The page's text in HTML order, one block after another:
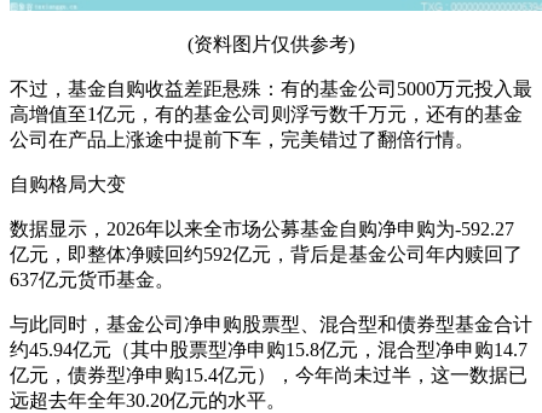
(资料图片仅供参考)
不过，基金自购收益差距悬殊：有的基金公司5000万元投入最
高增值至1亿元，有的基金公司则浮亏数千万元，还有的基金
公司在产品上涨途中提前下车，完美错过了翻倍行情。
自购格局大变
数据显示，2026年以来全市场公募基金自购净申购为-592.27
亿元，即整体净赎回约592亿元，背后是基金公司年内赎回了
637亿元货币基金。
与此同时，基金公司净申购股票型、混合型和债券型基金合计
约45.94亿元（其中股票型净申购15.8亿元，混合型净申购14.7
亿元，债券型净申购15.4亿元），今年尚未过半，这一数据已
远超去年全年30.20亿元的水平。